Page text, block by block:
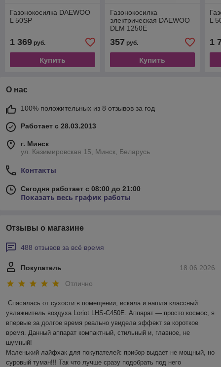
Газонокосилка DAEWOO
L 50SP
1 369 руб.
Купить
Газонокосилка
электрическая DAEWOO
DLM 1250E
357 руб.
Купить
L
1
О нас
100% положительных из 8 отзывов за год
Работает с 28.03.2013
г. Минск
ул. Казимировская 15, Минск, Беларусь
Контакты
Сегодня работает с 08:00 до 21:00
Показать весь график работы
Отзывы о магазине
488 отзывов за всё время
18.06.2026
Покупатель
Отлично
Спасалась от сухости в помещении, искала и нашла классный
увлажнитель воздуха Loriot LHS-C450E. Аппарат — просто космос, я
впервые за долгое время реально увидела эффект за короткое
время. Данный аппарат компактный, стильный и, главное, не
шумный!
Маленький лайфхак для покупателей: прибор выдает не мощный, но
суровый туман!!! Так что лучше сразу подобрать под него